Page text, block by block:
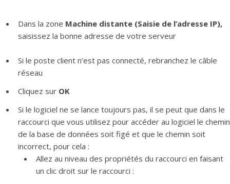
Dans la zone Machine distante (Saisie de l’adresse IP),
saisissez la bonne adresse de votre serveur
Si le poste client n’est pas connecté, rebranchez le câble
réseau
Cliquez sur OK
Si le logiciel ne se lance toujours pas, il se peut que dans le
raccourci que vous utilisez pour accéder au logiciel le chemin
de la base de données soit figé et que le chemin soit
incorrect, pour cela :
Allez au niveau des propriétés du raccourci en faisant
un clic droit sur le raccourci :